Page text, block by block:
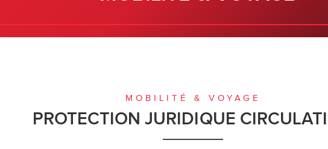
MOBILITÉ & VOYAGE
PROTECTION JURIDIQUE